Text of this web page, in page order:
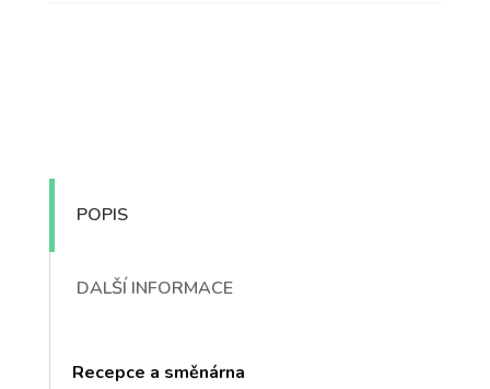
POPIS
DALŠÍ INFORMACE
Recepce a směnárna